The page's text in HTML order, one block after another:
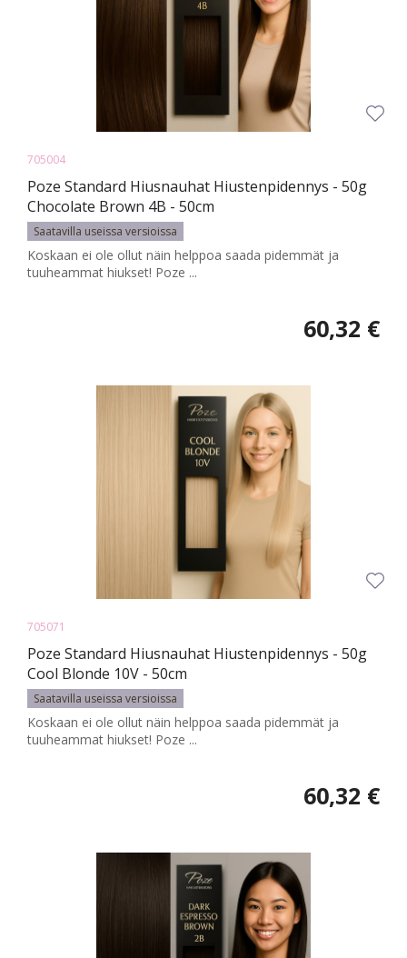
705004
Poze Standard Hiusnauhat Hiustenpidennys - 50g
Chocolate Brown 4B - 50cm
Saatavilla useissa versioissa
Koskaan ei ole ollut näin helppoa saada pidemmät ja
tuuheammat hiukset! Poze ...
60,32 €
705071
Poze Standard Hiusnauhat Hiustenpidennys - 50g
Cool Blonde 10V - 50cm
Saatavilla useissa versioissa
Koskaan ei ole ollut näin helppoa saada pidemmät ja
tuuheammat hiukset! Poze ...
60,32 €